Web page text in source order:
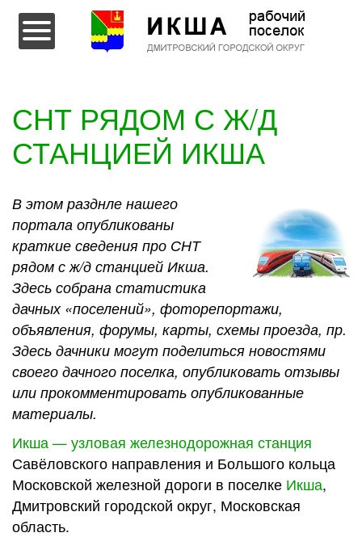
Перейти к содержимому
СНТ РЯДОМ С Ж/Д
СТАНЦИЕЙ ИКША
В этом разднле нашего
портала опубликованы
краткие сведения про СНТ
рядом с ж/д станцией Икша.
Здесь собрана статистика
дачных «поселений», фоторепортажи,
объявления, форумы, карты, схемы проезда, пр.
Здесь дачники могут поделиться новостями
своего дачного поселка, опубликовать отзывы
или прокомментировать опубликованные
материалы.
Икша — узловая железнодорожная станция
Савёловского направления и Большого кольца
Московской железной дороги в поселке Икша,
Дмитровский городской округ, Московская
область.